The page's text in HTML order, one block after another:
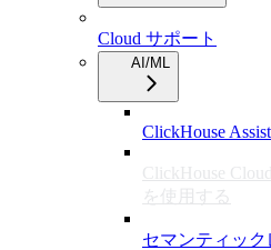
Cloud サポート
AI/ML
ClickHouse
ClickHouse
を使用する
セマンティック